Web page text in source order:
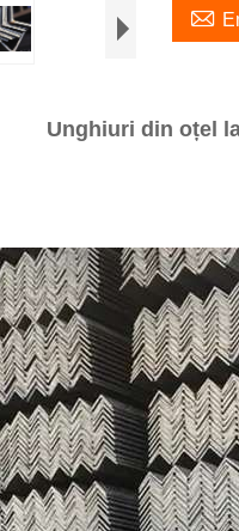

Unghiuri din oțel